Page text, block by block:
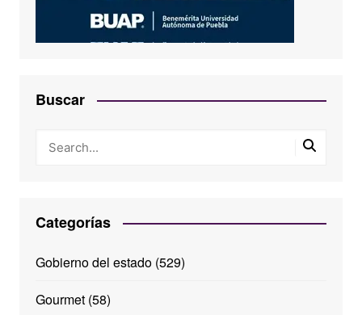
Buscar
Categorías
Gobierno del estado(529)
Gourmet(58)